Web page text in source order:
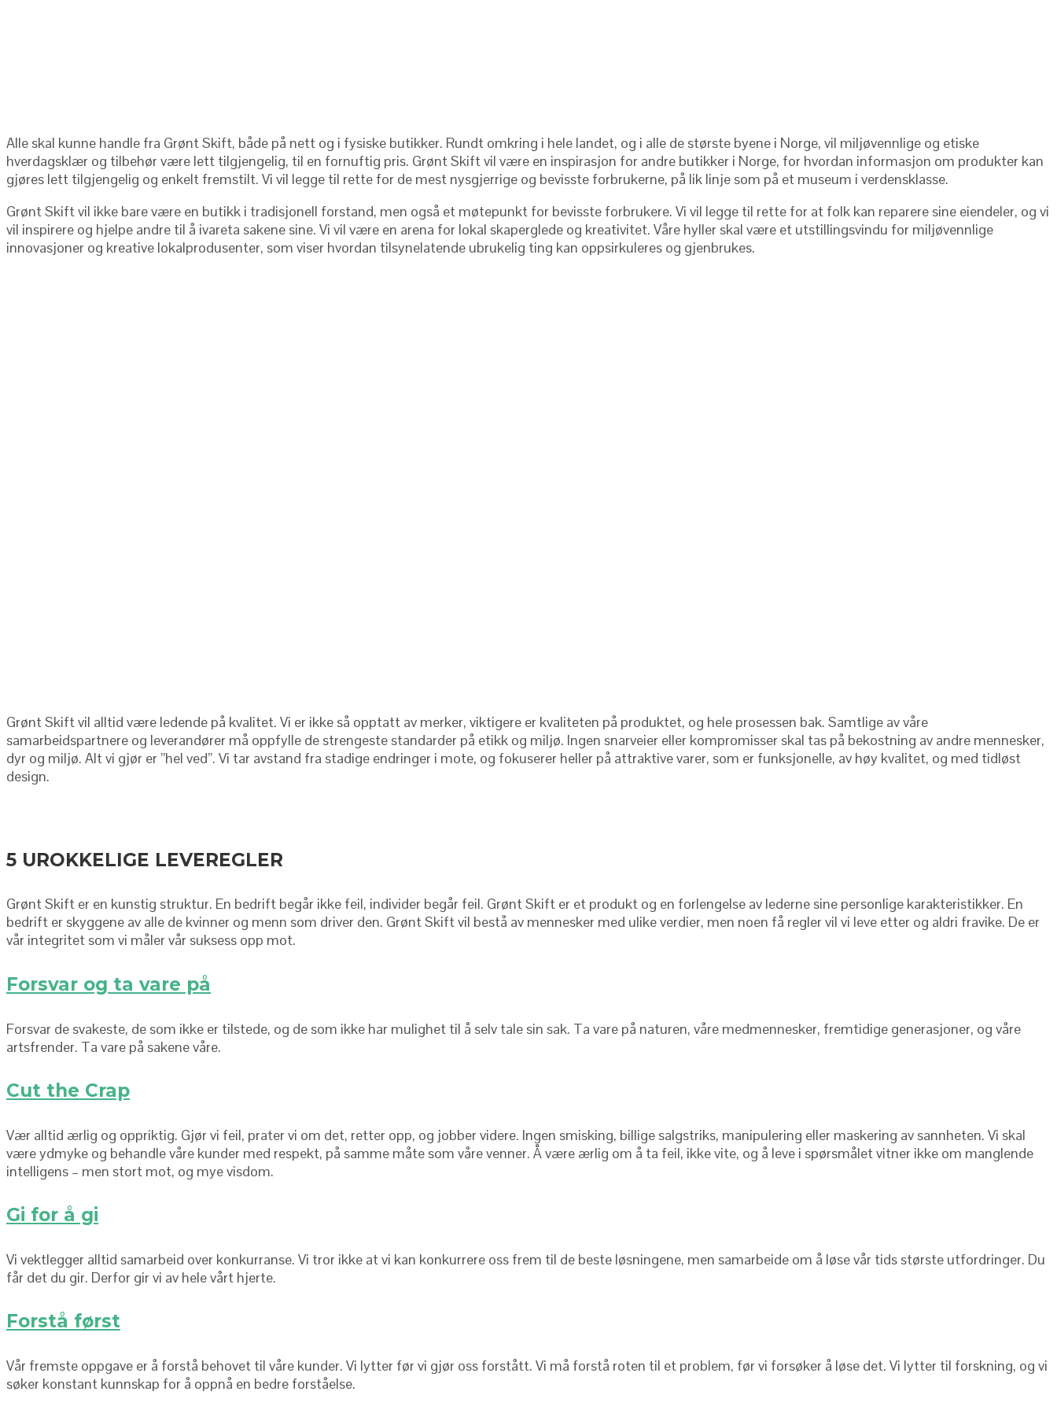
Alle skal kunne handle fra Grønt Skift, både på nett og i fysiske butikker. Rundt omkring i hele landet, og i alle de største byene i Norge, vil miljøvennlige og etiske
hverdagsklær og tilbehør være lett tilgjengelig, til en fornuftig pris. Grønt Skift vil være en inspirasjon for andre butikker i Norge, for hvordan informasjon om produkter kan
gjøres lett tilgjengelig og enkelt fremstilt. Vi vil legge til rette for de mest nysgjerrige og bevisste forbrukerne, på lik linje som på et museum i verdensklasse.
Grønt Skift vil ikke bare være en butikk i tradisjonell forstand, men også et møtepunkt for bevisste forbrukere. Vi vil legge til rette for at folk kan reparere sine eiendeler, og vi
vil inspirere og hjelpe andre til å ivareta sakene sine. Vi vil være en arena for lokal skaperglede og kreativitet. Våre hyller skal være et utstillingsvindu for miljøvennlige
innovasjoner og kreative lokalprodusenter, som viser hvordan tilsynelatende ubrukelig ting kan oppsirkuleres og gjenbrukes.
Grønt Skift vil alltid være ledende på kvalitet. Vi er ikke så opptatt av merker, viktigere er kvaliteten på produktet, og hele prosessen bak. Samtlige av våre
samarbeidspartnere og leverandører må oppfylle de strengeste standarder på etikk og miljø. Ingen snarveier eller kompromisser skal tas på bekostning av andre mennesker,
dyr og miljø. Alt vi gjør er ”hel ved”. Vi tar avstand fra stadige endringer i mote, og fokuserer heller på attraktive varer, som er funksjonelle, av høy kvalitet, og med tidløst
design.
5 UROKKELIGE LEVEREGLER
Grønt Skift er en kunstig struktur. En bedrift begår ikke feil, individer begår feil. Grønt Skift er et produkt og en forlengelse av lederne sine personlige karakteristikker. En
bedrift er skyggene av alle de kvinner og menn som driver den. Grønt Skift vil bestå av mennesker med ulike verdier, men noen få regler vil vi leve etter og aldri fravike. De er
vår integritet som vi måler vår suksess opp mot.
Forsvar og ta vare på
Forsvar de svakeste, de som ikke er tilstede, og de som ikke har mulighet til å selv tale sin sak. Ta vare på naturen, våre medmennesker, fremtidige generasjoner, og våre
artsfrender. Ta vare på sakene våre.
Cut the Crap
Vær alltid ærlig og oppriktig. Gjør vi feil, prater vi om det, retter opp, og jobber videre. Ingen smisking, billige salgstriks, manipulering eller maskering av sannheten. Vi skal
være ydmyke og behandle våre kunder med respekt, på samme måte som våre venner. Å være ærlig om å ta feil, ikke vite, og å leve i spørsmålet vitner ikke om manglende
intelligens – men stort mot, og mye visdom.
Gi for å gi
Vi vektlegger alltid samarbeid over konkurranse. Vi tror ikke at vi kan konkurrere oss frem til de beste løsningene, men samarbeide om å løse vår tids største utfordringer. Du
får det du gir. Derfor gir vi av hele vårt hjerte.
Forstå først
Vår fremste oppgave er å forstå behovet til våre kunder. Vi lytter før vi gjør oss forstått. Vi må forstå roten til et problem, før vi forsøker å løse det. Vi lytter til forskning, og vi
søker konstant kunnskap for å oppnå en bedre forståelse.